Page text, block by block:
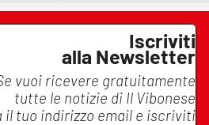
Iscriviti
alla Newsletter
vuoi ricevere gratuitamente
tutte le notizie di Il Vibonese
il tuo indirizzo email e iscriviti